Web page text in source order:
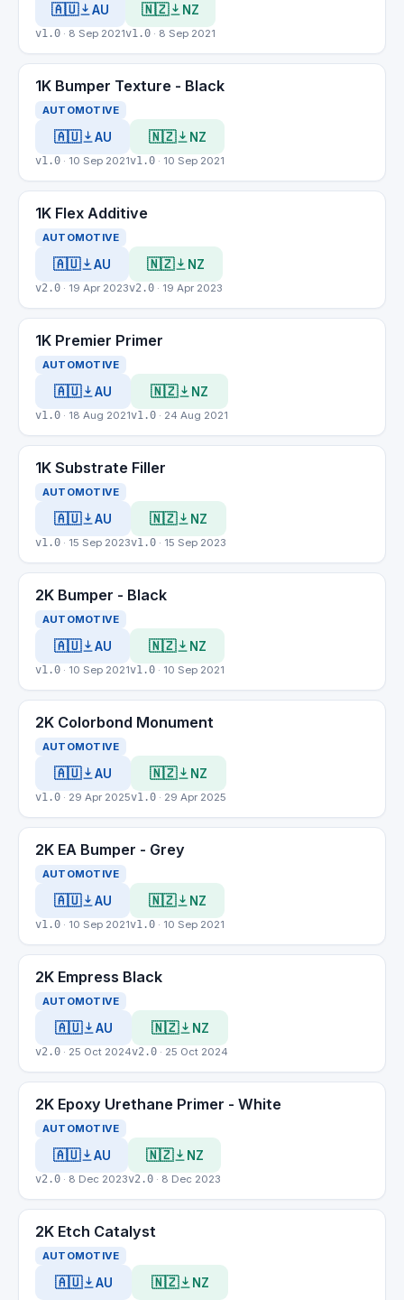
🇦🇺 AU
v1.0 · 8 Sep 2021
🇳🇿 NZ
v1.0 · 8 Sep 2021
1K Bumper Texture - Black
AUTOMOTIVE
🇦🇺 AU
v1.0 · 10 Sep 2021
🇳🇿 NZ
v1.0 · 10 Sep 2021
1K Flex Additive
AUTOMOTIVE
🇦🇺 AU
v2.0 · 19 Apr 2023
🇳🇿 NZ
v2.0 · 19 Apr 2023
1K Premier Primer
AUTOMOTIVE
🇦🇺 AU
v1.0 · 18 Aug 2021
🇳🇿 NZ
v1.0 · 24 Aug 2021
1K Substrate Filler
AUTOMOTIVE
🇦🇺 AU
v1.0 · 15 Sep 2023
🇳🇿 NZ
v1.0 · 15 Sep 2023
2K Bumper - Black
AUTOMOTIVE
🇦🇺 AU
v1.0 · 10 Sep 2021
🇳🇿 NZ
v1.0 · 10 Sep 2021
2K Colorbond Monument
AUTOMOTIVE
🇦🇺 AU
v1.0 · 29 Apr 2025
🇳🇿 NZ
v1.0 · 29 Apr 2025
2K EA Bumper - Grey
AUTOMOTIVE
🇦🇺 AU
v1.0 · 10 Sep 2021
🇳🇿 NZ
v1.0 · 10 Sep 2021
2K Empress Black
AUTOMOTIVE
🇦🇺 AU
v2.0 · 25 Oct 2024
🇳🇿 NZ
v2.0 · 25 Oct 2024
2K Epoxy Urethane Primer - White
AUTOMOTIVE
🇦🇺 AU
v2.0 · 8 Dec 2023
🇳🇿 NZ
v2.0 · 8 Dec 2023
2K Etch Catalyst
AUTOMOTIVE
🇦🇺 AU 🇳🇿 NZ